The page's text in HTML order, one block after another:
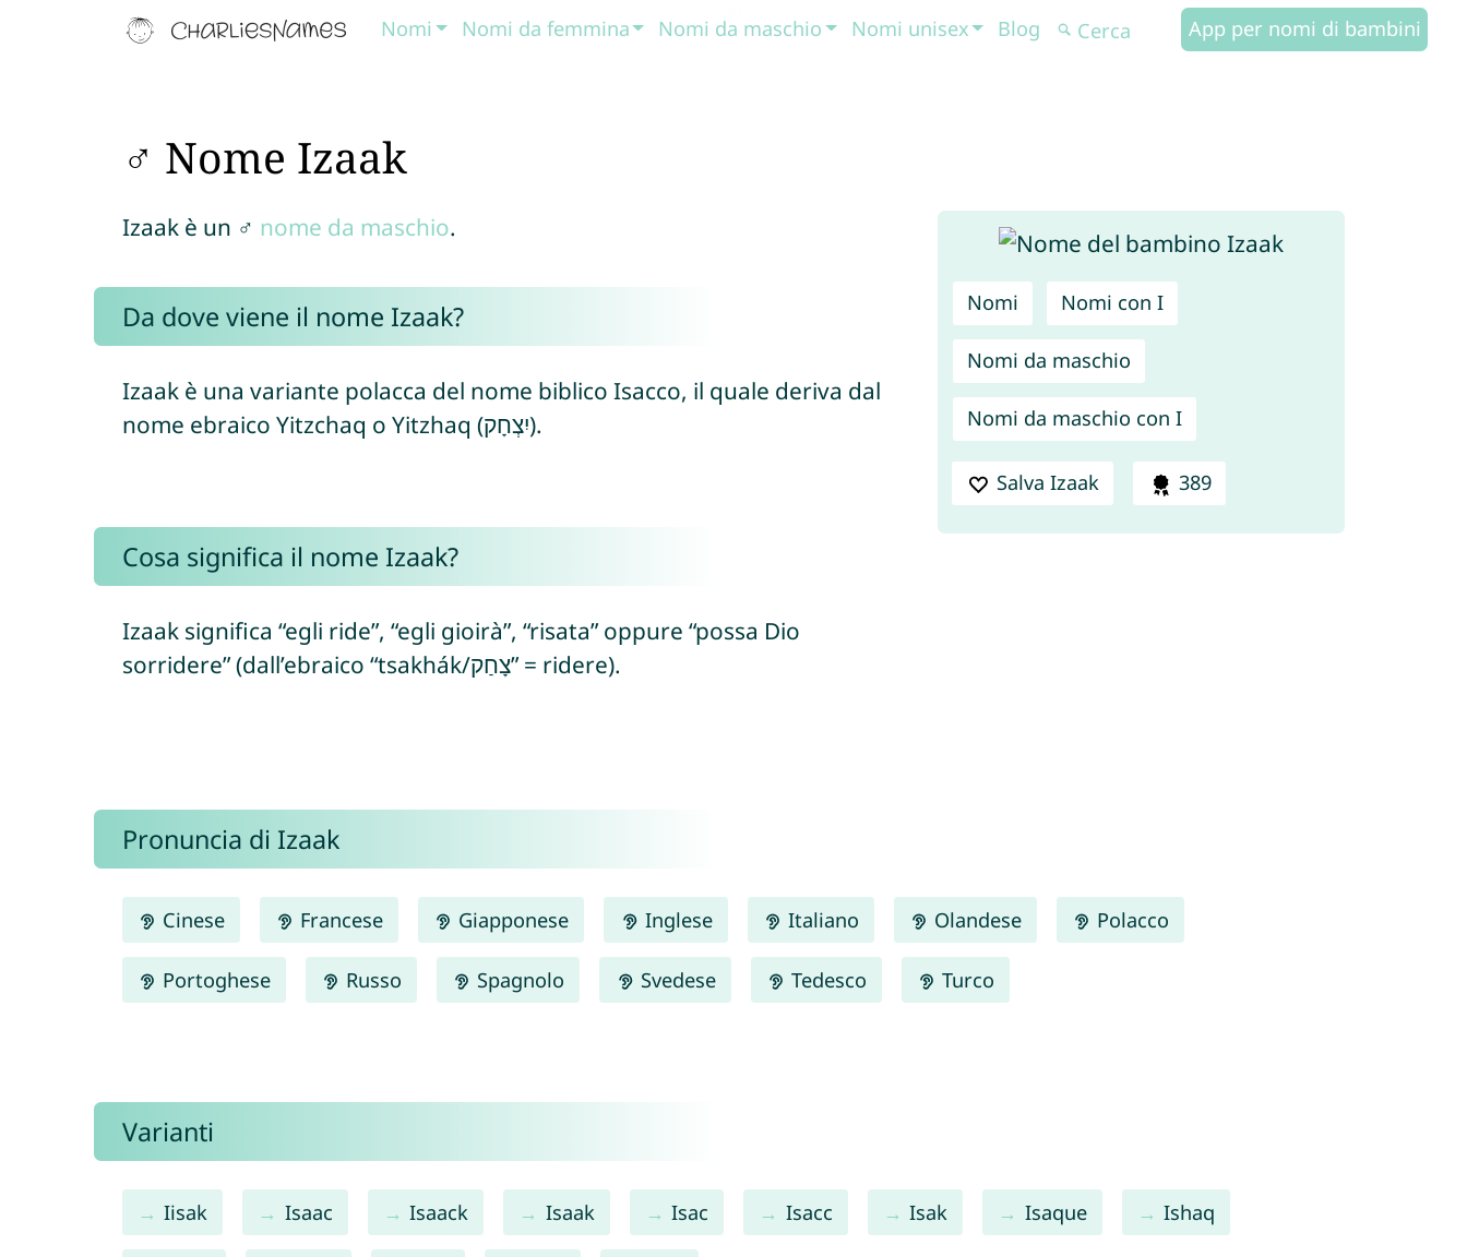
Nomi Nomi da femmina Nomi da maschio Nomi unisex Blog App per nomi di bambini
♂ Nome Izaak
Nomi Nomi con I
Nomi da maschio
Nomi da maschio con I
Salva Izaak 389
Izaak è un ♂ nome da maschio.
Da dove viene il nome Izaak?
Izaak è una variante polacca del nome biblico Isacco, il quale deriva dal
nome ebraico Yitzchaq o Yitzhaq (יִצְחָק).
Cosa significa il nome Izaak?
Izaak significa “egli ride”, “egli gioirà”, “risata” oppure “possa Dio
sorridere” (dall’ebraico “tsakhák/צָחַק” = ridere).
Pronuncia di Izaak
Cinese Francese Giapponese Inglese Italiano Olandese Polacco
Portoghese Russo Spagnolo Svedese Tedesco Turco
Varianti
Iisak Isaac Isaack Isaak Isac Isacc Isak Isaque Ishaq